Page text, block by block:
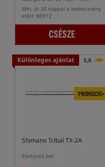
Min. ár 30 nappal a kedvezmény
előtt: 80912
CSÉSZE
Különleges ajánlat 5,0
PROMÓCIÓ+
Shimano Tribal TX-2A
Pontyozó bot